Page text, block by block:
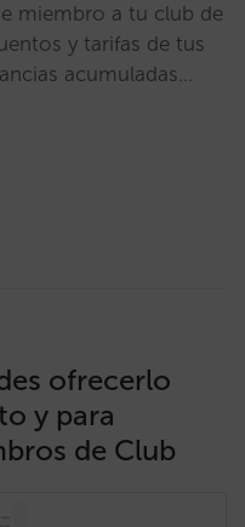
miembro a tu club de
y tarifas de tus
acumuladas…
ofrecerlo
y para
de Club